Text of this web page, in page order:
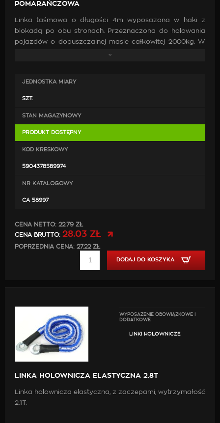
POMARAŃCZOWA
Linka taśmowa o długości 4m wyposażona w haki z
blokadą po obu stronach. Przeznaczona do holowania
pojazdów o dopuszczalnej masie całkowitej 2000kg. W
zestawie znajduje się również chorągiewka z czerwonej
JEDNOSTKA MIARY
SZT.
STAN MAGAZYNOWY
PRODUKT DOSTĘPNY
KOD KRESKOWY
5904378589974
NR KATALOGOWY
CA 58997
CENA NETTO: 22.79 ZŁ
CENA BRUTTO: 28.03 ZŁ
POPRZEDNIA CENA: 27.22 ZŁ
DODAJ DO KOSZYKA
WYPOSAŻENIE OBOWIĄZKOWE I
DODATKOWE
LINKI HOLOWNICZE
LINKA HOLOWNICZA ELASTYCZNA 2.8T
Linka holownicza elastyczna, z zaczepami, wytrzymałość
2.1T.